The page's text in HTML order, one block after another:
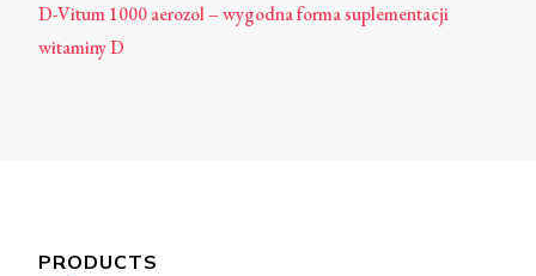
D-Vitum 1000 aerozol – wygodna forma suplementacji
witaminy D
PRODUCTS